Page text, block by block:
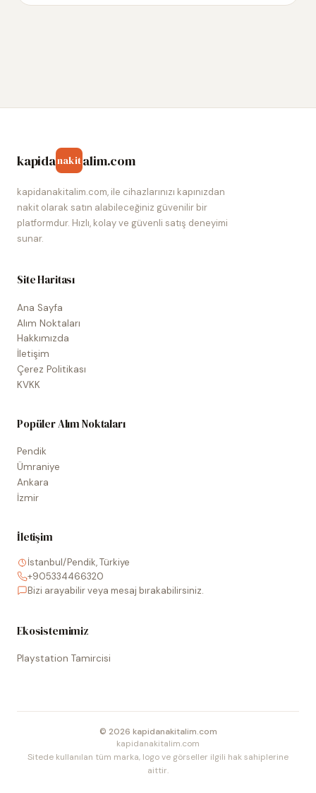
kapidanakitalim.com
kapidanakitalim.com, ile cihazlarınızı kapınızdan
nakit olarak satın alabileceğiniz güvenilir bir
platformdur. Hızlı, kolay ve güvenli satış deneyimi
sunar.
Site Haritası
Ana Sayfa
Alım Noktaları
Hakkımızda
İletişim
Çerez Politikası
KVKK
Popüler Alım Noktaları
Pendik
Ümraniye
Ankara
İzmir
İletişim
İstanbul/Pendik, Türkiye
+905334466320
Bizi arayabilir veya mesaj bırakabilirsiniz.
Ekosistemimiz
Playstation Tamircisi
© 2026 kapidanakitalim.com
kapidanakitalim.com
Sitede kullanılan tüm marka, logo ve görseller ilgili hak sahiplerine
aittir.